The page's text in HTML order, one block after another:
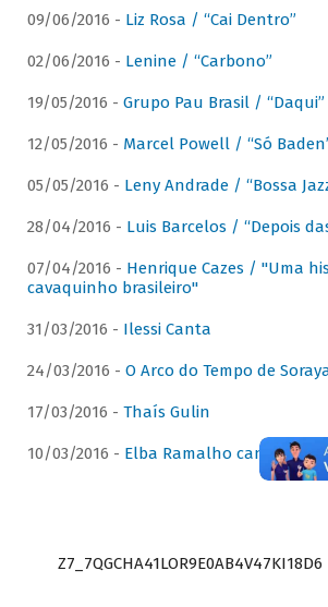
09/06/2016 - Liz Rosa / “Cai Dentro”
02/06/2016 - Lenine / “Carbono”
19/05/2016 - Grupo Pau Brasil / “Daqui”
12/05/2016 - Marcel Powell / “Só
05/05/2016 - Leny Andrade / “Bossa
28/04/2016 - Luis Barcelos / “Depois
07/04/2016 - Henrique Cazes / "Uma
cavaquinho brasileiro"
31/03/2016 - Ilessi Canta
24/03/2016 - O Arco do Tempo de
17/03/2016 - Thaís Gulin
10/03/2016 - Elba Ramalho canta
Z7_7QGCHA41LOR9E0AB4V47KI18D6